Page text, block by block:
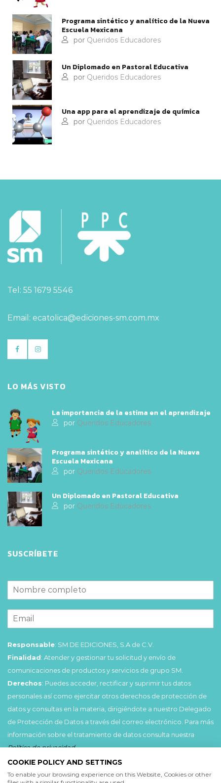
Programa sintético y analítico de la Nueva
Escuela Mexicana
por Queridos Educadores
Un Diplomado en Pastoral Educativa
por Queridos Educadores
Una app para el aprendizaje de química
por Queridos Educadores
Tel: 55 1679 5546
Email: ecatolica@ediciones-sm.com.mx
LO MÁS VISTO
La importancia de la estima en el aprendizaje
por Queridos Educadores
Programa sintético y analítico de la Nueva
Escuela Mexicana
por Queridos Educadores
Un Diplomado en Pastoral Educativa
por Queridos Educadores
SUSCRÍBETE
Responsable: SM DE EDICIONES, S.A de C.V.
Finalidad: Atender y gestionar tu solicitud y envío de
comunicaciones de productos y servicios de grupo SM.
Derechos: Puedes acceder, rectificar y suprimir tus datos
personales así como ejercitar otros derechos de protección de
datos y consultas en la materia, dirigiéndote a nuestro Delegado
de Protección de Datos a través del correo electrónico. Para más
información sobre el tratamiento de datos consulta nuestra
Política de privacidad.
COOKIE POLICY AND SETTINGS
To enable your browsing experience on this Website, Cookies or other